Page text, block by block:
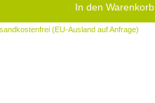
In den Warenkorb
(EU-Ausland auf Anfrage)